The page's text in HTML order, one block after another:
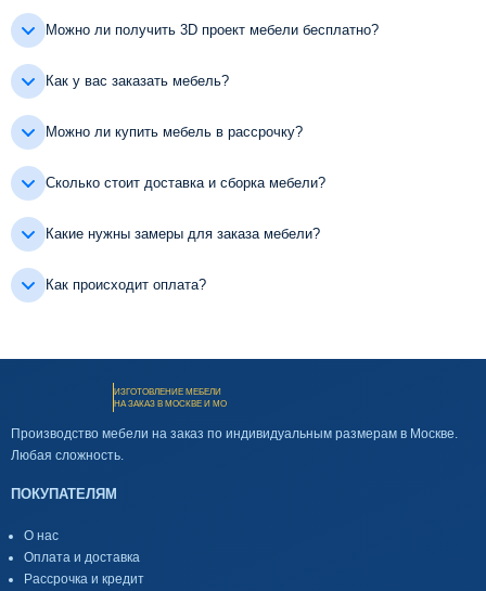
Можно ли получить 3D проект мебели бесплатно?
Как у вас заказать мебель?
Можно ли купить мебель в рассрочку?
Сколько стоит доставка и сборка мебели?
Какие нужны замеры для заказа мебели?
Как происходит оплата?
ИЗГОТОВЛЕНИЕ МЕБЕЛИ
НА ЗАКАЗ В МОСКВЕ И МО
Производство мебели на заказ по индивидуальным размерам в Москве.
Любая сложность.
ПОКУПАТЕЛЯМ
О нас
Оплата и доставка
Рассрочка и кредит